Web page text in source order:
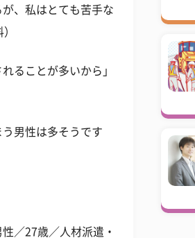
、私はとても苦手な
ることが多いから」
男性は多そうです
／27歳／人材派遣・